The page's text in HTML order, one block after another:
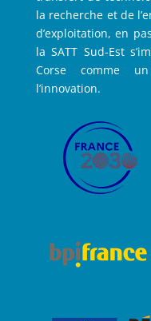
la recherche et de
d’exploitation, en
la SATT Sud-Est
Corse comme
l’innovation.